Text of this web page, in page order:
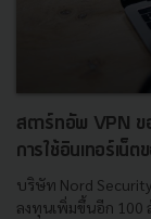
สตาร์ทอัพ VPN ข
การใช้อินเทอร์เน็ต
บริษัท Nord
ลงทุนเพิ่มขึ้นอีก 100